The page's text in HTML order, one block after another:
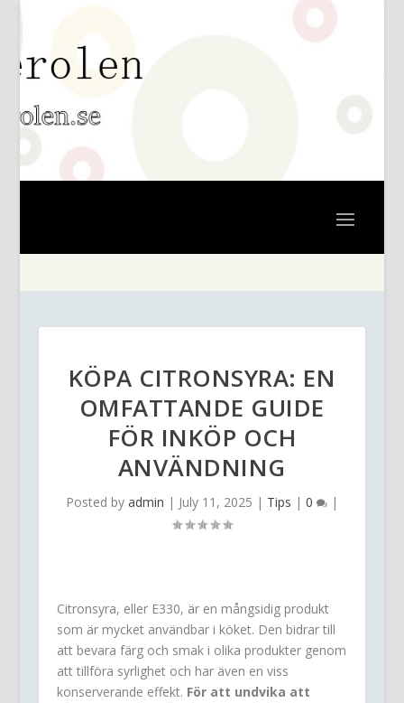
KÖPA CITRONSYRA: EN
OMFATTANDE GUIDE
FÖR INKÖP OCH
ANVÄNDNING
Posted by admin | July 11, 2025 | Tips | 0 |
Citronsyra, eller E330, är en mångsidig produkt
som är mycket användbar i köket. Den bidrar till
att bevara färg och smak i olika produkter genom
att tillföra syrlighet och har även en viss
konserverande effekt. För att undvika att